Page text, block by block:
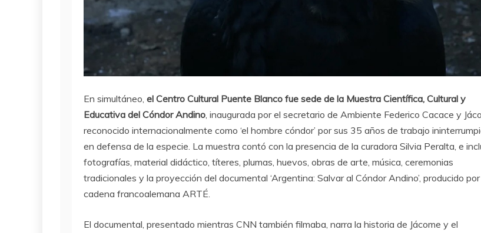
En simultáneo, el Centro Cultural Puente Blanco fue sede de la Muestra Científica, Cultural y
Educativa del Cóndor Andino, inaugurada por el secretario de Ambiente Federico Cacace y
reconocido internacionalmente como ‘el hombre cóndor’ por sus 35 años de trabajo
en defensa de la especie. La muestra contó con la presencia de la curadora Silvia Peralta, e
fotografías, material didáctico, títeres, plumas, huevos, obras de arte, música, ceremonias
tradicionales y la proyección del documental ‘Argentina: Salvar al Cóndor Andino’, producido
cadena francoalemana ARTÉ.
El documental, presentado mientras CNN también filmaba, narra la historia de Jácome y el